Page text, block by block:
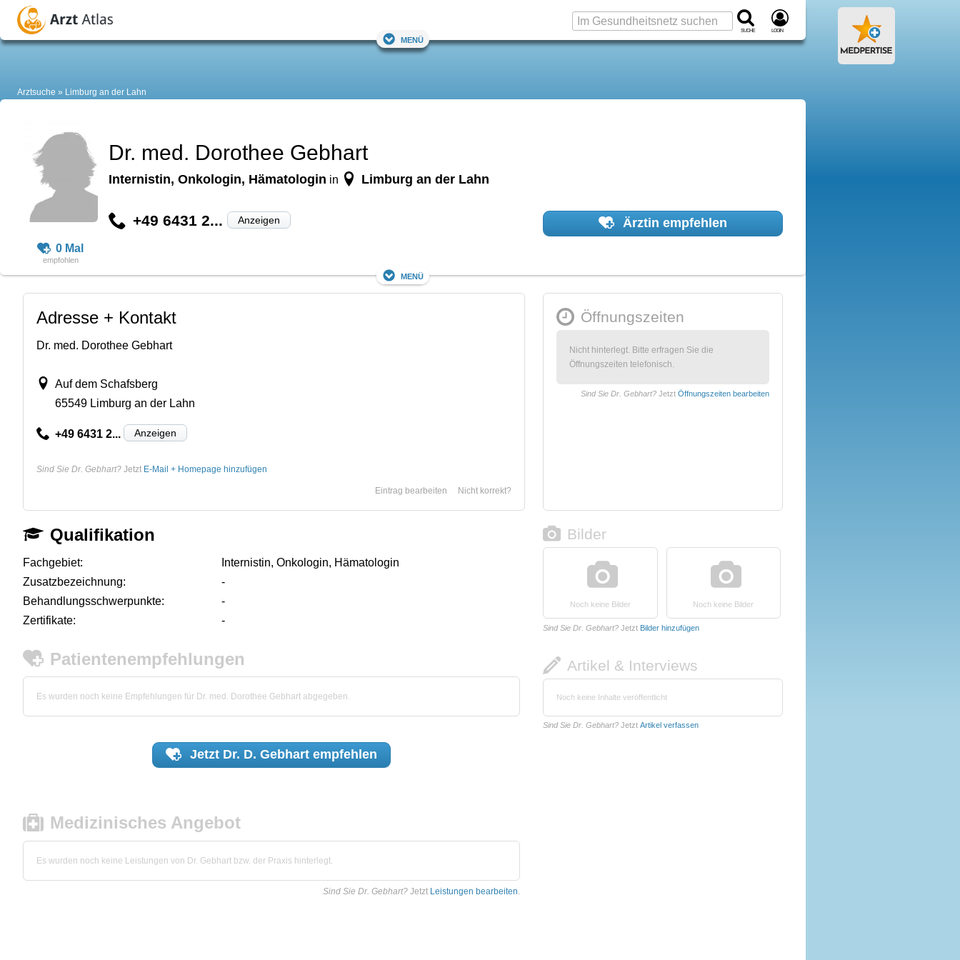
Suche Login
Menü
Arztsuche Limburg an der Lahn
0 Mal
Dr. med. Dorothee Gebhart
Internistin, Onkologin, Hämatologin in Limburg an der Lahn
+49 6431 2... Anzeigen Ärztin empfehlen
Menü
Adresse + Kontakt
Dr. med. Dorothee Gebhart
Auf dem Schafsberg
65549 Limburg an der Lahn
+49 6431 2... Anzeigen
Sind Sie Dr. Gebhart? Jetzt E-Mail + Homepage hinzufügen
Nicht korrekt?
Eintrag bearbeiten
Öffnungszeiten
Nicht hinterlegt. Bitte erfragen Sie die
Öffnungszeiten telefonisch.
Sind Sie Dr. Gebhart? Jetzt Öffnungszeiten bearbeiten
Qualifikation
Fachgebiet:
Internistin, Onkologin, Hämatologin
Zusatzbezeichnung:
-
Behandlungsschwerpunkte:
-
Zertifikate:
-
Patientenempfehlungen
Es wurden noch keine Empfehlungen für Dr. med. Dorothee Gebhart abgegeben.
Jetzt Dr. D. Gebhartempfehlen
Medizinisches Angebot
Es wurden noch keine Leistungen von Dr. Gebhart bzw. der Praxis hinterlegt.
Sind Sie Dr. Gebhart? Jetzt Leistungen bearbeiten.
Bilder
Noch keine Bilder Noch keine Bilder
Sind Sie Dr. Gebhart? Jetzt Bilder hinzufügen
Artikel & Interviews
Noch keine Inhalte veröffentlicht
Sind Sie Dr. Gebhart? Jetzt Artikel verfassen